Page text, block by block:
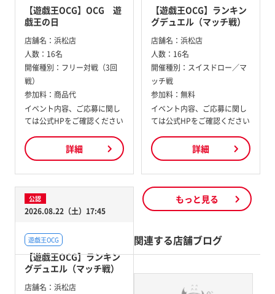
【遊戯王OCG】OCG 遊
戯王の日
店舗名： 浜松店
人数： 16名
開催種別： フリー対戦（3回
戦）
参加料： 商品代
イベント内容、ご応募に関し
ては公式HPをご確認ください
詳細
【遊戯王OCG】ランキン
グデュエル（マッチ戦）
店舗名： 浜松店
人数： 16名
開催種別： スイスドロー／マ
ッチ戦
参加料： 無料
イベント内容、ご応募に関し
ては公式HPをご確認ください
詳細
公認
2026.08.22（土）17:45
遊戯王OCG
【遊戯王OCG】ランキン
グデュエル（マッチ戦）
店舗名： 浜松店
もっと見る
関連する店舗ブログ